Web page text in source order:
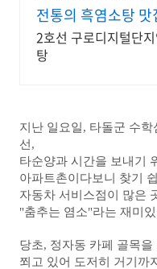
전통의 흑염소탕 맛
2호선 구로디지털단
탕
지난 일요일, 타돌군 수
선,
타순양과 시간을 보내기
아파트촌이다보니 찾기
자동차 서비스점이 많은
"춤추는 염소"라는 재미
당초, 정자동 카페 골목
쬐고 있어 도저히 거기까